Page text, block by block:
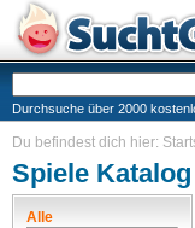
Durchsuche über 2000
Du befindest dich hier:
Spiele Katalog
Alle